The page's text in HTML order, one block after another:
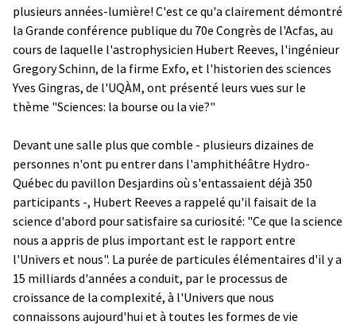
plusieurs années-lumière! C'est ce qu'a clairement démontré
la Grande conférence publique du 70e Congrès de l'Acfas, au
cours de laquelle l'astrophysicien Hubert Reeves, l'ingénieur
Gregory Schinn, de la firme Exfo, et l'historien des sciences
Yves Gingras, de l'UQÀM, ont présenté leurs vues sur le
thème "Sciences: la bourse ou la vie?"
Devant une salle plus que comble - plusieurs dizaines de
personnes n'ont pu entrer dans l'amphithéâtre Hydro-
Québec du pavillon Desjardins où s'entassaient déjà 350
participants -, Hubert Reeves a rappelé qu'il faisait de la
science d'abord pour satisfaire sa curiosité: "Ce que la science
nous a appris de plus important est le rapport entre
l'Univers et nous". La purée de particules élémentaires d'il y a
15 milliards d'années a conduit, par le processus de
croissance de la complexité, à l'Univers que nous
connaissons aujourd'hui et à toutes les formes de vie